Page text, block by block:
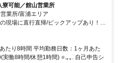
寮可能／館山営業所
業所/富浦エリア
現場に直行直帰/ピックアップあり！移
たり8時間 平均勤務日数：1ヶ月あた
働8時間/休憩1時間) ⭐.｡｡. 自己申告シ